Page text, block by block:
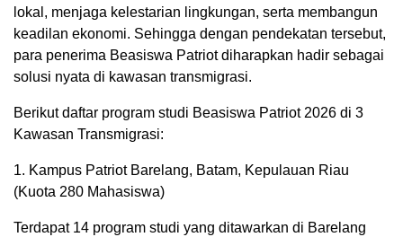
lokal, menjaga kelestarian lingkungan, serta membangun
keadilan ekonomi. Sehingga dengan pendekatan tersebut,
para penerima Beasiswa Patriot diharapkan hadir sebagai
solusi nyata di kawasan transmigrasi.
Berikut daftar program studi Beasiswa Patriot 2026 di 3
Kawasan Transmigrasi:
1. Kampus Patriot Barelang, Batam, Kepulauan Riau
(Kuota 280 Mahasiswa)
Terdapat 14 program studi yang ditawarkan di Barelang